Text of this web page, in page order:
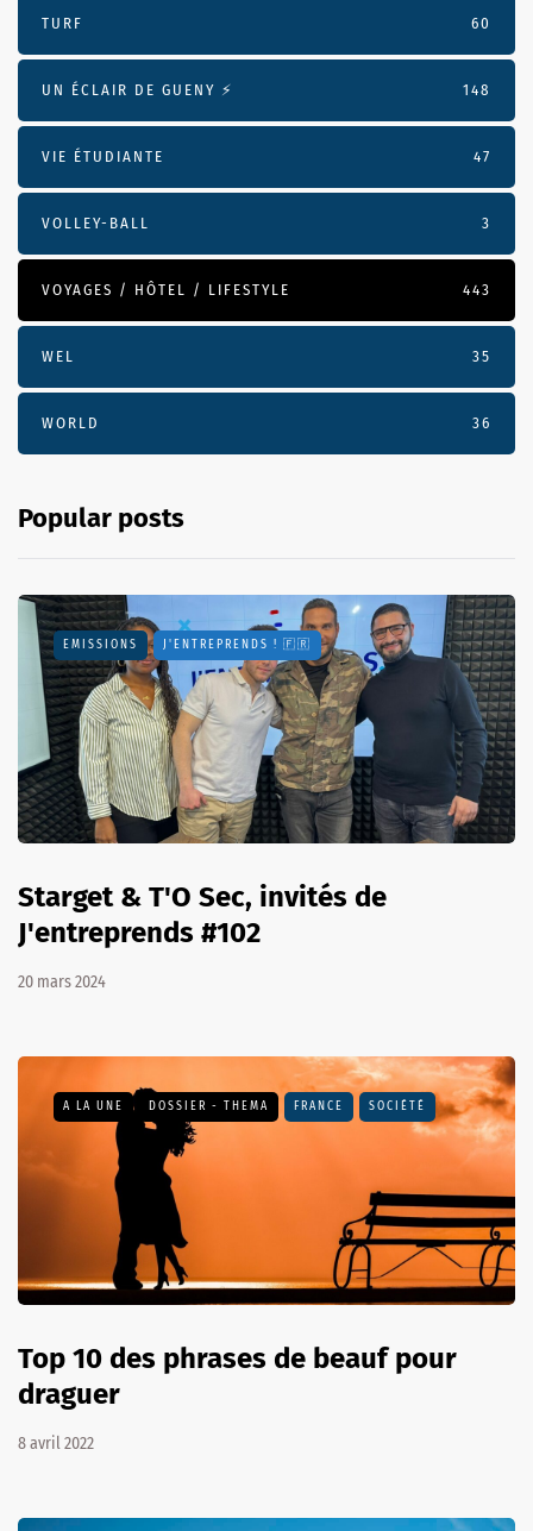
TURF 60
UN ÉCLAIR DE GUENY ⚡️ 148
VIE ÉTUDIANTE 47
VOLLEY-BALL 3
VOYAGES / HÔTEL / LIFESTYLE 443
WEL 35
WORLD 36
Popular posts
EMISSIONS J'ENTREPRENDS ! 🇫🇷
Starget & T'O Sec, invités de
J'entreprends #102
20 mars 2024
A LA UNE DOSSIER - THEMA FRANCE SOCIÉTÉ
Top 10 des phrases de beauf pour
draguer
8 avril 2022